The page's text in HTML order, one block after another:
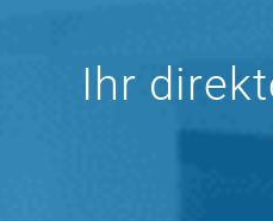
Ihr